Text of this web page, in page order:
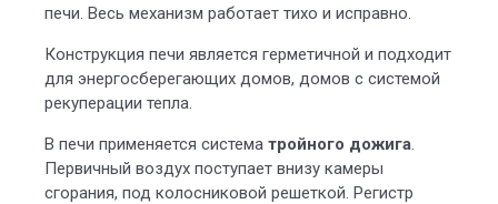
печи. Весь механизм работает тихо и исправно.
Конструкция печи является герметичной и подходит
для энергосберегающих домов, домов с системой
рекуперации тепла.
В печи применяется система тройного дожига.
Первичный воздух поступает внизу камеры
сгорания, под колосниковой решеткой. Регистр